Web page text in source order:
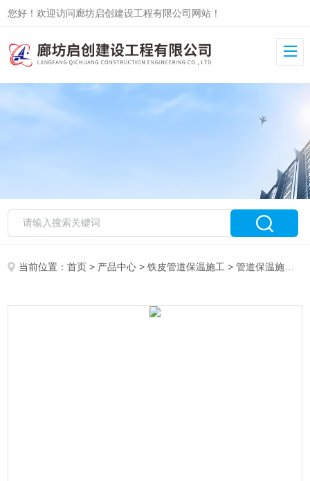
您好！欢迎访问廊坊启创建设工程有限公司网站！
当前位置：首页 > 产品中心 >铁皮管道保温施工 >管道保温施工队